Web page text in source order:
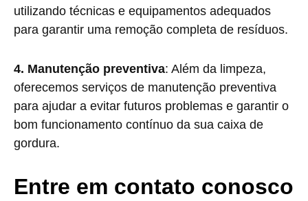
utilizando técnicas e equipamentos adequados
para garantir uma remoção completa de resíduos.
4. Manutenção preventiva: Além da limpeza,
oferecemos serviços de manutenção preventiva
para ajudar a evitar futuros problemas e garantir o
bom funcionamento contínuo da sua caixa de
gordura.
Entre em contato conosco